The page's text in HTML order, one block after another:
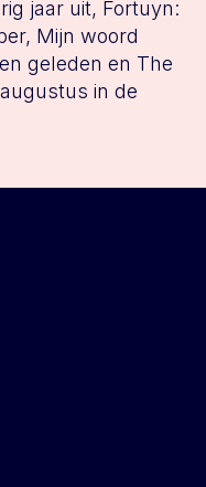
jaar uit, Fortuyn:
Mijn woord
geleden en The
in de